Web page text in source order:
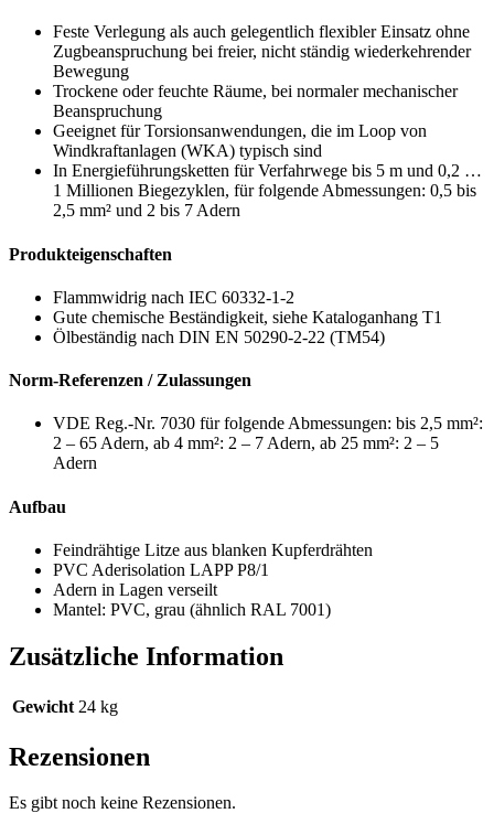
Feste Verlegung als auch gelegentlich flexibler Einsatz ohne
Zugbeanspruchung bei freier, nicht ständig wiederkehrender
Bewegung
Trockene oder feuchte Räume, bei normaler mechanischer
Beanspruchung
Geeignet für Torsionsanwendungen, die im Loop von
Windkraftanlagen (WKA) typisch sind
In Energieführungsketten für Verfahrwege bis 5 m und 0,2 …
1 Millionen Biegezyklen, für folgende Abmessungen: 0,5 bis
2,5 mm² und 2 bis 7 Adern
Produkteigenschaften
Flammwidrig nach IEC 60332-1-2
Gute chemische Beständigkeit, siehe Kataloganhang T1
Ölbeständig nach DIN EN 50290-2-22 (TM54)
Norm-Referenzen / Zulassungen
VDE Reg.-Nr. 7030 für folgende Abmessungen: bis 2,5 mm²:
2 – 65 Adern, ab 4 mm²: 2 – 7 Adern, ab 25 mm²: 2 – 5
Adern
Aufbau
Feindrähtige Litze aus blanken Kupferdrähten
PVC Aderisolation LAPP P8/1
Adern in Lagen verseilt
Mantel: PVC, grau (ähnlich RAL 7001)
Zusätzliche Information
Gewicht 24 kg
Rezensionen
Es gibt noch keine Rezensionen.